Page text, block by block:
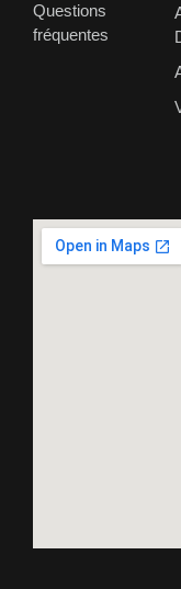
Questions
fréquentes